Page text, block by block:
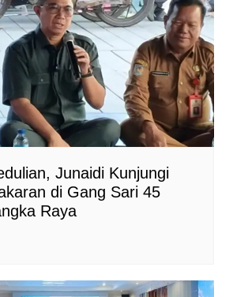
Junaidi Kunjungi
di Gang Sari 45
Raya